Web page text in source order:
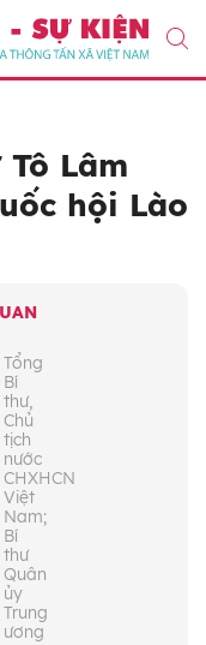
Lâm
hội Lào
Tổng
Bí
thư,
Chủ
tịch
nước
CHXHCN
Việt
Nam;
Bí
thư
Quân
ủy
Trung
ương